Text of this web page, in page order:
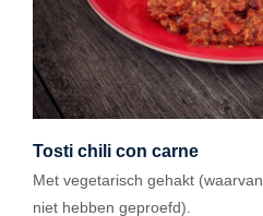
Tosti chili con carne
Met vegetarisch gehakt (waarvan
niet hebben geproefd).